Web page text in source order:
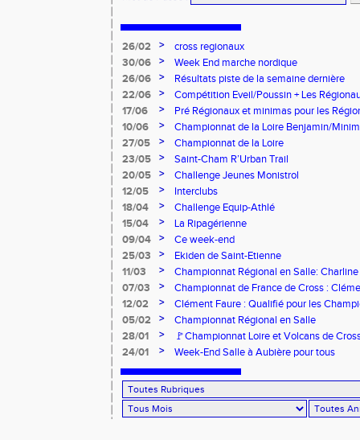
26/02 >
cross regionaux
30/06
>
Week End marche nordique
26/06
>
Résultats piste de la semaine dernière
22/06
>
Compétition Eveil/Poussin + Les
17/06
>
Pré Régionaux et minimas pour les
10/06
>
Championnat de la Loire Benjamin/
27/05
>
Championnat de la Loire
23/05
>
Saint-Cham R’Urban Trail
20/05
>
Challenge Jeunes Monistrol
12/05
>
Interclubs
18/04
>
Challenge Equip-Athlé
15/04
>
La Ripagérienne
09/04
>
Ce week-end
25/03
>
Ekiden de Saint-Etienne
11/03
>
Championnat Régional en Salle:
07/03
>
Championnat de France de Cross :
12/02
>
Clément Faure : Qualifié pour les
05/02
>
Championnat Régional en Salle
28/01
>
🚩Championnat Loire et Volcans de
24/01
> Week-End Salle à Aubière pour tous